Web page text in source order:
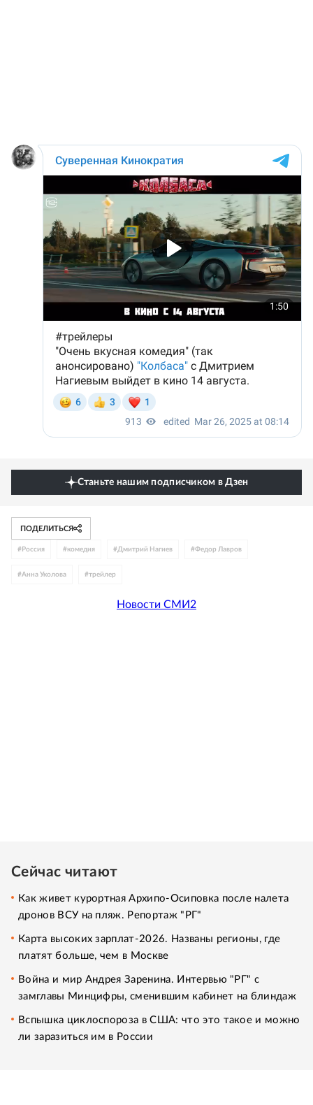
Станьте нашим подписчиком в Дзен
ПОДЕЛИТЬСЯ
# Россия #комедия #Дмитрий Нагиев #Федор Лавров
#Анна Уколова #трейлер
Новости СМИ2
Сейчас читают
Как живет курортная Архипо-Осиповка после налета
дронов ВСУ на пляж. Репортаж "РГ"
Карта высоких зарплат-2026. Названы регионы, где
платят больше, чем в Москве
Война и мир Андрея Заренина. Интервью "РГ" с
замглавы Минцифры, сменившим кабинет на блиндаж
Вспышка циклоспороза в США: что это такое и можно
ли заразиться им в России